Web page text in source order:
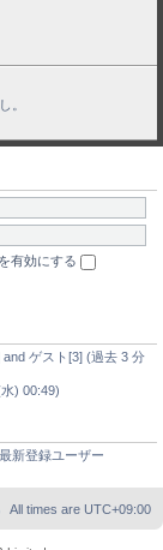
。
有効にする
ゲスト[3] (過去 3 分
) 00:49)
新登録ユーザー
All times are UTC+09:00